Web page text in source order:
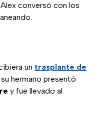
conversó con los
un trasplante de
hermano presentó
y fue llevado al